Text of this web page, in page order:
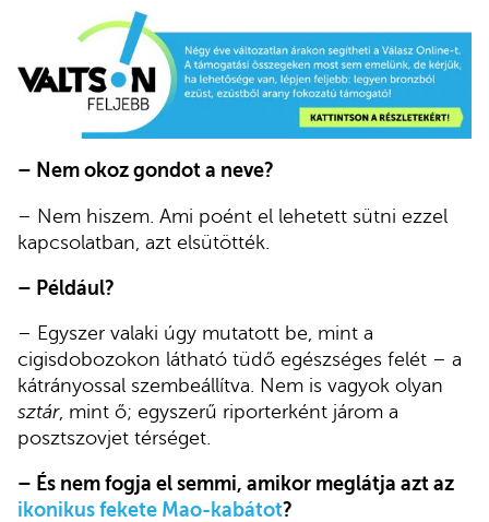
– Nem okoz gondot a neve?
– Nem hiszem. Ami poént el lehetett sütni ezzel
kapcsolatban, azt elsütötték.
– Például?
– Egyszer valaki úgy mutatott be, mint a
cigisdobozokon látható tüdő egészséges felét – a
kátrányossal szembeállítva. Nem is vagyok olyan
sztár, mint ő; egyszerű riporterként járom a
posztszovjet térséget.
– És nem fogja el semmi, amikor meglátja azt az
ikonikus fekete Mao-kabátot?